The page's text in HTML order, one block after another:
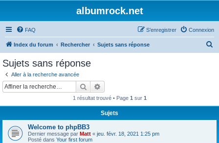
albumrock.net
FAQ Connexion
S’enregistrer
Index du forum Rechercher Sujets sans réponse
Sujets sans réponse
Aller à la recherche avancée
Rechercher
1 résultat trouvé • Page 1 sur 1
Sujets
Welcome to phpBB3
Dernier message par Matt « jeu. févr. 18, 2021 1:25 pm
Posté dans Your first forum